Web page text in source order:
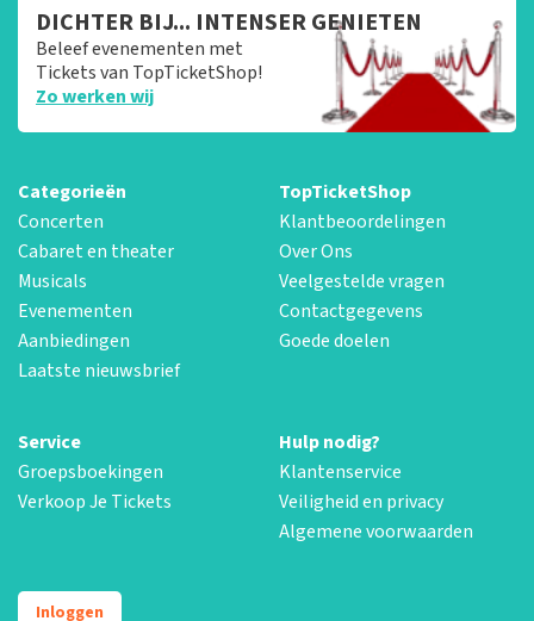
DICHTER BIJ... INTENSER GENIETEN
Beleef evenementen met
Tickets van TopTicketShop!
Zo werken wij
Categorieën
Concerten
Cabaret en theater
Musicals
Evenementen
Aanbiedingen
Laatste nieuwsbrief
TopTicketShop
Klantbeoordelingen
Over Ons
Veelgestelde vragen
Contactgegevens
Goede doelen
Service
Groepsboekingen
Verkoop Je Tickets
Hulp nodig?
Klantenservice
Veiligheid en privacy
Algemene voorwaarden
Inloggen